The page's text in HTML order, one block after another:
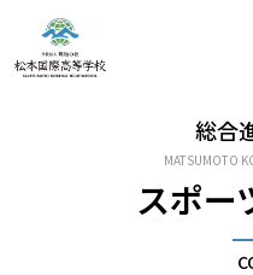
総合
MATSUMOTO
スポー